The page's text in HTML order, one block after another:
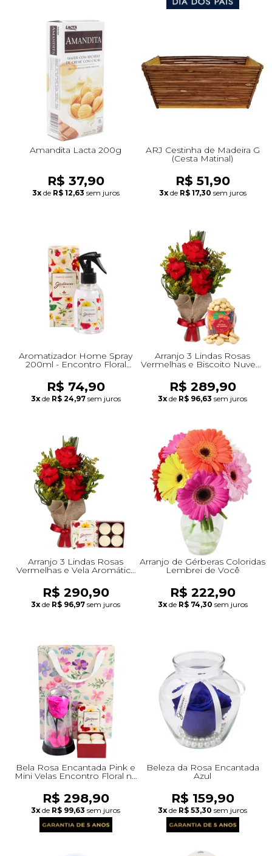
Amandita Lacta 200g
R$ 37,90
3x de R$ 12,63 sem juros
ARJ Cestinha de Madeira G
(Cesta Matinal)
R$ 51,90
3x de R$ 17,30 sem juros
Aromatizador Home Spray
200ml - Encontro Floral
R$ 74,90
3x de R$ 24,97 sem juros
Arranjo 3 Lindas Rosas
Vermelhas e Biscoito Nuvem
R$ 289,90
3x de R$ 96,63 sem juros
Arranjo 3 Lindas Rosas
Vermelhas e Vela Aromática
R$ 290,90
3x de R$ 96,97 sem juros
Arranjo de Gérberas Coloridas
Lembrei de Você
R$ 222,90
3x de R$ 74,30 sem juros
Bela Rosa Encantada Pink e
Mini Velas Encontro Floral na
R$ 298,90
3x de R$ 99,63 sem juros
Beleza da Rosa Encantada
Azul
R$ 159,90
3x de R$ 53,30 sem juros